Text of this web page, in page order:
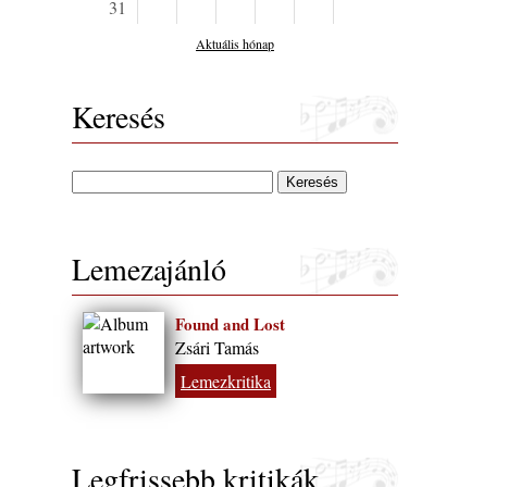
31
Aktuális hónap
Keresés
Lemezajánló
Found and Lost
Zsári Tamás
Lemezkritika
Legfrissebb kritikák